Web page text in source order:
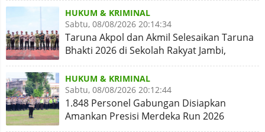
HUKUM & KRIMINAL
Sabtu, 08/08/2026 20:14:34
Taruna Akpol dan Akmil Selesaikan Taruna
Bhakti 2026 di Sekolah Rakyat Jambi,
Kegiatan Aman Lancar
HUKUM & KRIMINAL
Sabtu, 08/08/2026 20:12:44
1.848 Personel Gabungan Disiapkan
Amankan Presisi Merdeka Run 2026